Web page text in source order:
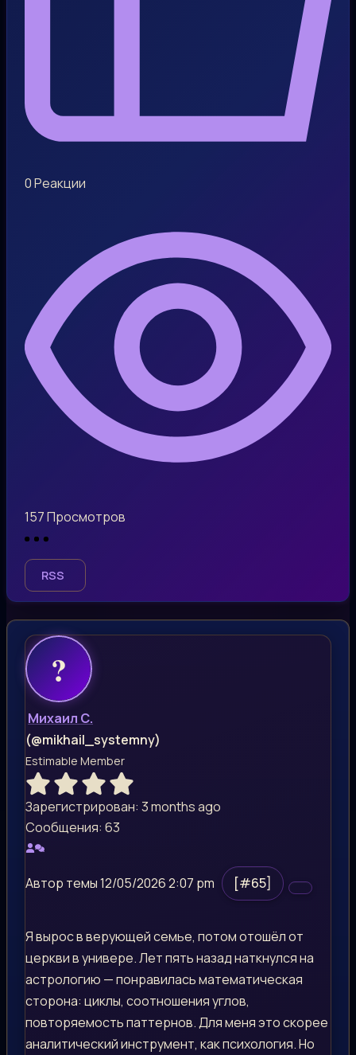
0Реакции
157Просмотров
RSS
Михаил С.
(@mikhail_systemny)
Estimable Member
Зарегистрирован: 3 months ago
Сообщения: 63
Автор темы12/05/2026 2:07 pm [#65]
Я вырос в верующей семье, потом отошёл от
церкви в универе. Лет пять назад наткнулся на
астрологию — понравилась математическая
сторона: циклы, соотношения углов,
повторяемость паттернов. Для меня это скорее
аналитический инструмент, как психология. Но